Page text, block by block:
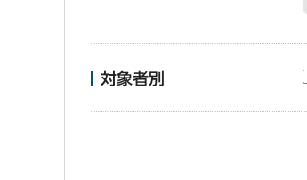
対象者別